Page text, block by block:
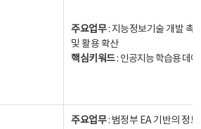
주요업무: 지능정보기술 개발 촉
및 활용 확산
핵심키워드: 인공지능 학습용 데
주요업무: 범정부 EA 기반의 정